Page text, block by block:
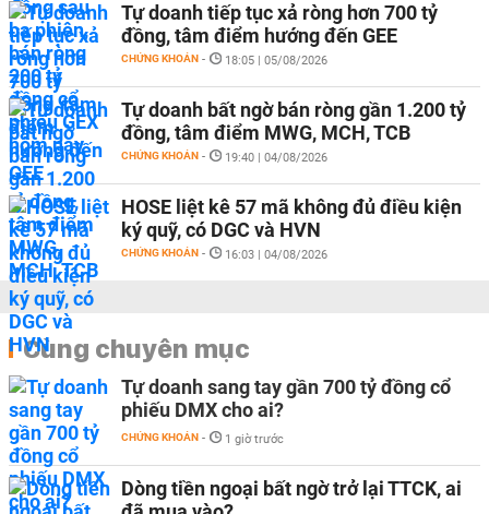
Tự doanh tiếp tục xả ròng hơn 700 tỷ
đồng, tâm điểm hướng đến GEE
CHỨNG KHOÁN - 18:05 | 05/08/2026
Tự doanh bất ngờ bán ròng gần 1.200 tỷ
đồng, tâm điểm MWG, MCH, TCB
CHỨNG KHOÁN - 19:40 | 04/08/2026
HOSE liệt kê 57 mã không đủ điều kiện
ký quỹ, có DGC và HVN
CHỨNG KHOÁN - 16:03 | 04/08/2026
Cùng chuyên mục
Tự doanh sang tay gần 700 tỷ đồng cổ
phiếu DMX cho ai?
CHỨNG KHOÁN - 1 giờ trước
Dòng tiền ngoại bất ngờ trở lại TTCK, ai